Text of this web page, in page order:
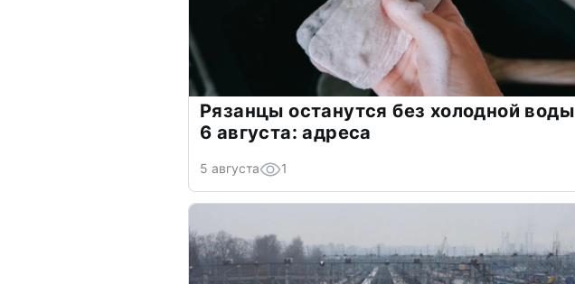
Рязанцы останутся без холодной воды
6 августа: адреса
5 августа 1